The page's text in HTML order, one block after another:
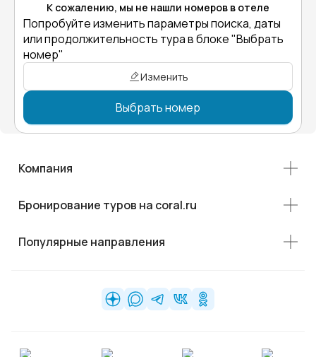
К сожалению, мы не нашли номеров в отеле
Попробуйте изменить параметры поиска, даты
или продолжительность тура в блоке "Выбрать
номер"
Изменить
Выбрать номер
Компания
Бронирование туров на coral.ru
Популярные направления